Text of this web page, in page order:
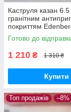
Каструля казан
гранітним
покриттям
3975 Казан-
кришкою
Готово до
1 210 ₴ 1 310 ₴
Купити
Топ продажів –8%